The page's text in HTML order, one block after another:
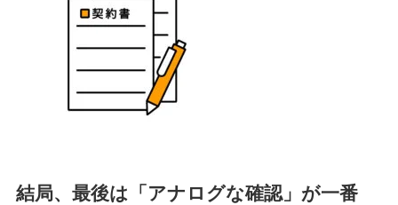
結局、最後は「アナログな確認」が一番